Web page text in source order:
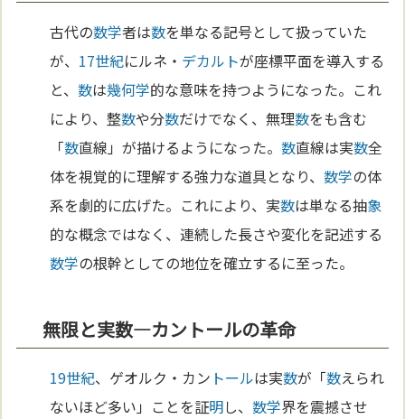
古代の数学者は数を単なる記号として扱っていた
が、 17世紀にルネ・ デカルトが座標平面を導入する
と、数は幾何学的な意味を持つようになった。これ
により、整数や分数だけでなく、無理数をも含む
「数直線」が描けるようになった。数直線は実数全
体を視覚的に理解する強力な道具となり、数学の体
系を劇的に広げた。これにより、実数は単なる抽象
的な概念ではなく、連続した長さや変化を記述する
数学の根幹としての地位を確立するに至った。
無限と実数—カントールの革命
19世紀、ゲオルク・カン トールは実数が「数えられ
ないほど多い」ことを証明し、数学界を震撼させ